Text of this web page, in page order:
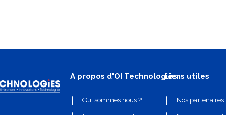
A propos d'OI Technologies
Qui sommes nous ?
Liens utiles
Nos partenaires